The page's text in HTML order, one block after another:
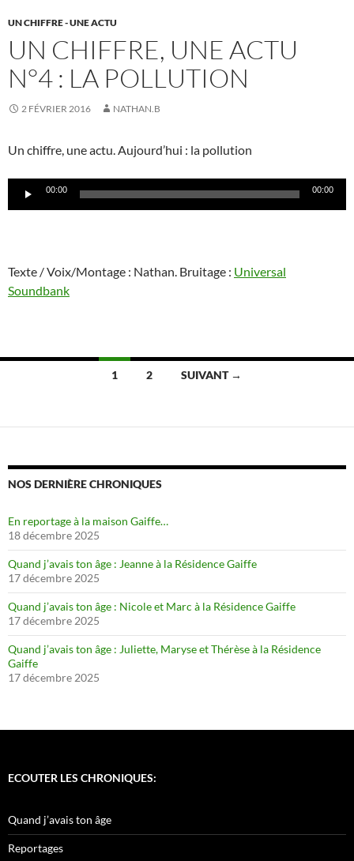
UN CHIFFRE - UNE ACTU
UN CHIFFRE, UNE ACTU
N°4 : LA POLLUTION
2 FÉVRIER 2016 NATHAN.B
Un chiffre, une actu. Aujourd’hui : la pollution
Lecteur00:00 00:00
Texte / Voix/Montage : Nathan. Bruitage : Universal
Soundbank
articles
1 2 SUIVANT →
NOS DERNIÈRE CHRONIQUES
En reportage à la maison Gaiffe…
18 décembre 2025
Quand j’avais ton âge : Jeanne à la Résidence Gaiffe
17 décembre 2025
Quand j’avais ton âge : Nicole et Marc à la Résidence Gaiffe
17 décembre 2025
Quand j’avais ton âge : Juliette, Maryse et Thérèse à la Résidence
Gaiffe
17 décembre 2025
ECOUTER LES CHRONIQUES:
Quand j’avais ton âge
Reportages